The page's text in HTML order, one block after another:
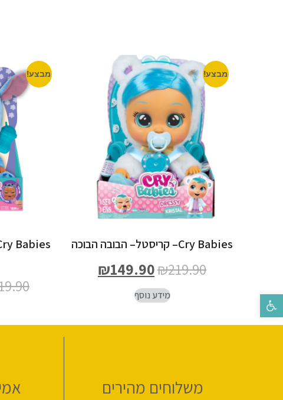
פתח סרגל נגישות
מבצע!
Cry Babies– קריסטל– הבובה הבוכה
₪219.90
₪149.90
מידע נוסף
מבצע!
משלוחים מהירים